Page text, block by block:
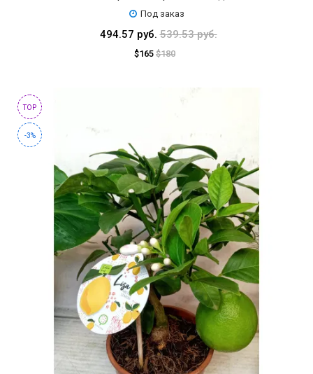
Под заказ
494.57 руб.539.53 руб.
$165 $180
TOP
-3%